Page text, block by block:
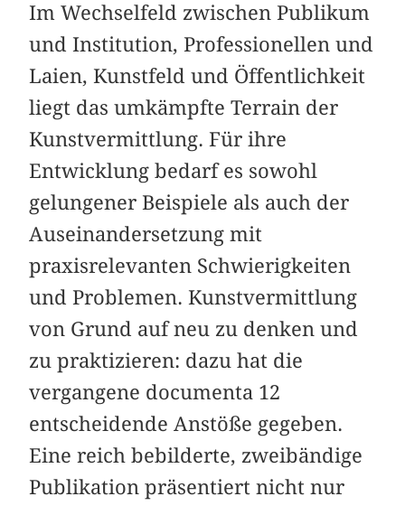
Im Wechselfeld zwischen Publikum
und Institution, Professionellen und
Laien, Kunstfeld und Öffentlichkeit
liegt das umkämpfte Terrain der
Kunstvermittlung. Für ihre
Entwicklung bedarf es sowohl
gelungener Beispiele als auch der
Auseinandersetzung mit
praxisrelevanten Schwierigkeiten
und Problemen. Kunstvermittlung
von Grund auf neu zu denken und
zu praktizieren: dazu hat die
vergangene documenta 12
entscheidende Anstöße gegeben.
Eine reich bebilderte, zweibändige
Publikation präsentiert nicht nur